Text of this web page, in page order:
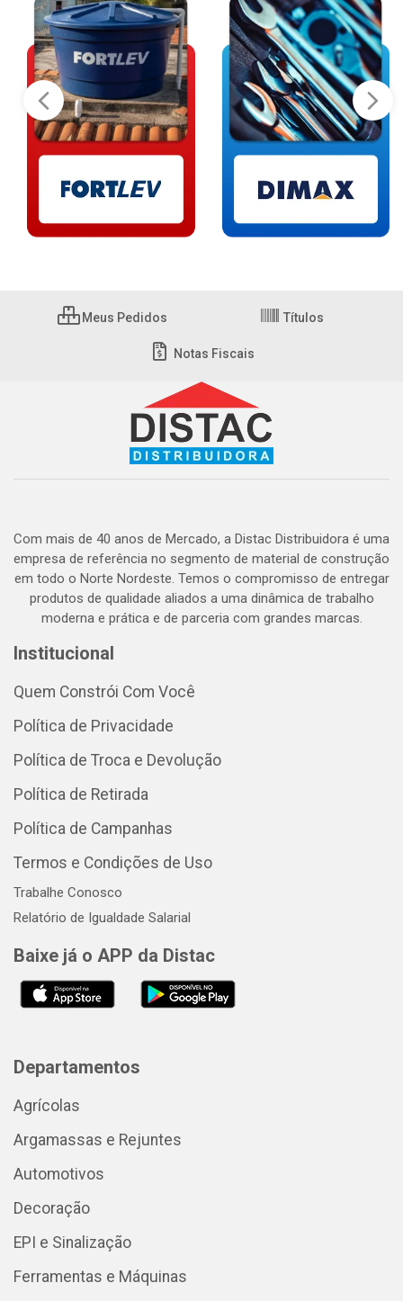
Meus Pedidos Títulos
Notas Fiscais
Com mais de 40 anos de Mercado, a Distac Distribuidora é uma
empresa de referência no segmento de material de construção
em todo o Norte Nordeste. Temos o compromisso de entregar
produtos de qualidade aliados a uma dinâmica de trabalho
moderna e prática e de parceria com grandes marcas.
Institucional
Quem Constrói Com Você
Política de Privacidade
Política de Troca e Devolução
Política de Retirada
Política de Campanhas
Termos e Condições de Uso
Trabalhe Conosco
Relatório de Igualdade Salarial
Baixe já o APP da Distac
Departamentos
Agrícolas
Argamassas e Rejuntes
Automotivos
Decoração
EPI e Sinalização
Ferramentas e Máquinas